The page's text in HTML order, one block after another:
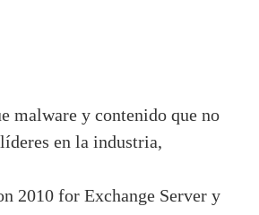
malware y contenido que no
en la industria,
2010 for Exchange Server y